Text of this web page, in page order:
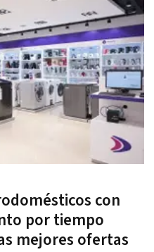
con
por tiempo
mejores ofertas